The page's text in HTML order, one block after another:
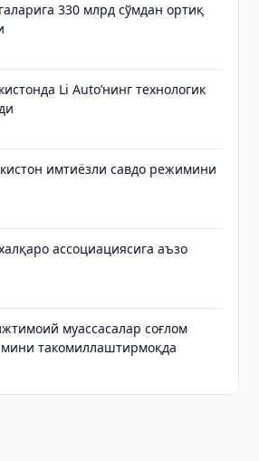
330 млрд сўмдан ортиқ
Li Auto’нинг технологик
имтиёзли савдо режимини
ассоциациясига аъзо
муассасалар соғлом
такомиллаштирмоқда